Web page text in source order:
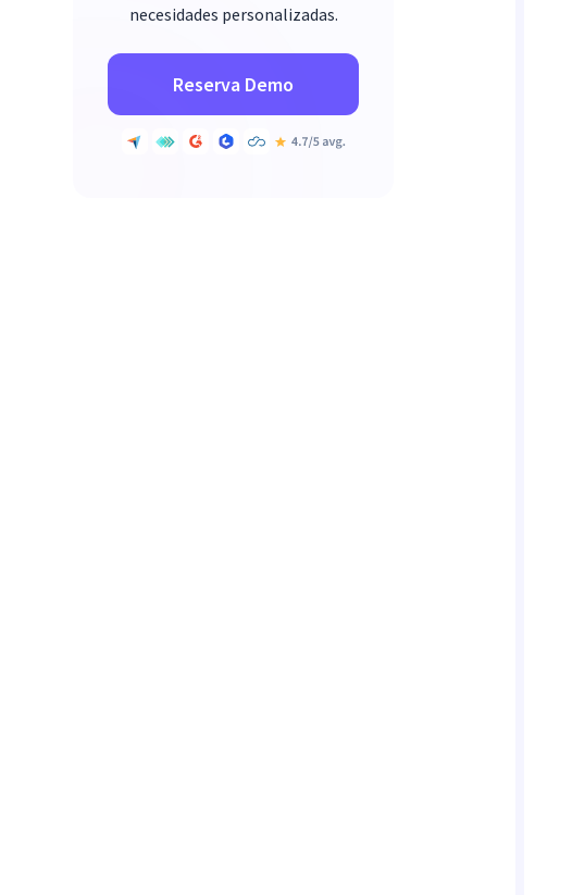
necesidades personalizadas.
Reserva Demo